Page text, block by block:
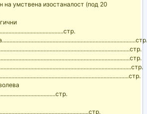
на умствена изостаналост (под 20